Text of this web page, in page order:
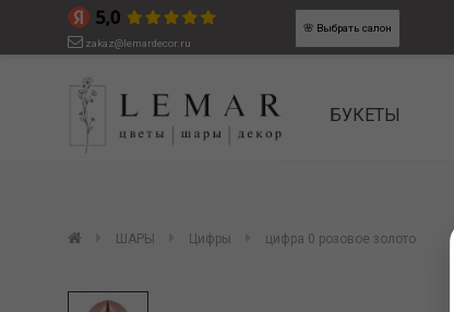
БУКЕТЫ
zakaz@lemardecor.ru
🌸 Выбрать салон
ШАРЫ Цифры цифра 0 розовое золото